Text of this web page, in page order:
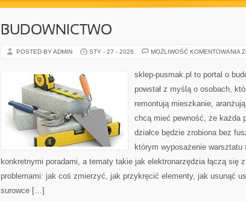
BUDOWNICTWO
POSTED BY ADMIN STY - 27 - 2026 MOŻLIWOŚĆ KOMENTOWANIA
sklep-pusmak.pl to portal o
powstał z myślą o osobach,
remontują mieszkanie,
chcą mieć pewność, że każda
działce będzie zrobiona bez
którym wyposażenie warsztatu
konkretnymi poradami, a tematy takie jak elektronarzędzia łączą się
problemami: jak coś zmierzyć, jak przykręcić elementy, jak usunąć
surowce […]